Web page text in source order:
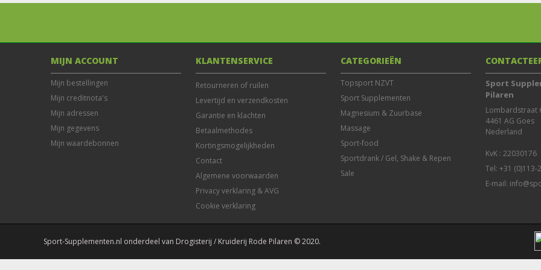
MIJN ACCOUNT
Mijn bestellingen
Mijn creditnota's
Mijn adressen
Mijn gegevens
Mijn waardebonnen
KLANTENSERVICE
Retourneren of ruilen
Levertijd en verzendkosten
Garantie en klachten
Betaalmethodes
Kortingsmogelijkheden
Contact
Algemene voorwaarden
Privacy verklaring & AVG
Cookie verklaring
CATEGORIEËN
Topsport NZVT
Sport Supplementen
Magnesium & Zuurbase
Massage
Sport-food
Sportdrank / Gel, Shake & Repen
Sale
Sport
Pilaren
Lombardstraat
4461 AG Goes
Nederland
Tel: +31 (0)113-
E-mail:
Sport-Supplementen.nl onderdeel van Drogisterij / Kruiderij Rode Pilaren © 2020.